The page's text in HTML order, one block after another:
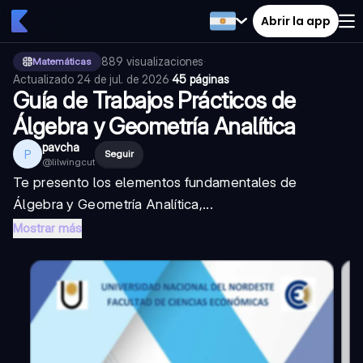
Abrir la app
Matemáticas 889 visualizaciones·
Actualizado 24 de jul. de 2026·45 páginas
Guía de Trabajos Prácticos de
Álgebra y Geometría Analítica
P pavcha
@lilwingcut
Seguir
Te presento los elementos fundamentales de
Álgebra y Geometría Analítica,...
Mostrar más